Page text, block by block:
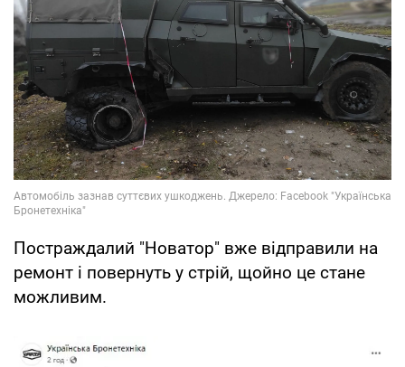
Постраждалий "Новатор" вже відправили на
ремонт і повернуть у стрій, щойно це стане
можливим.